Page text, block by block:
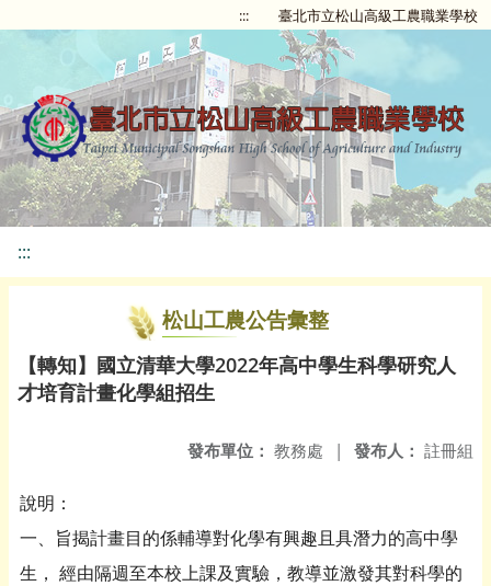
::: 臺北市立松山高級工農職業學校
:::
松山工農公告彙整
【轉知】國立清華大學2022年高中學生科學研究人
才培育計畫化學組招生
發布人： 註冊組
發布單位： 教務處 |
說明：
一、旨揭計畫目的係輔導對化學有興趣且具潛力的高中學
生， 經由隔週至本校上課及實驗，教導並激發其對科學的